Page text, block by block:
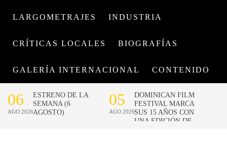
LARGOMETRAJES INDUSTRIA
CRÍTICAS LOCALES BIOGRAFÍAS
GALERÍA INTERNACIONAL CONTENIDO